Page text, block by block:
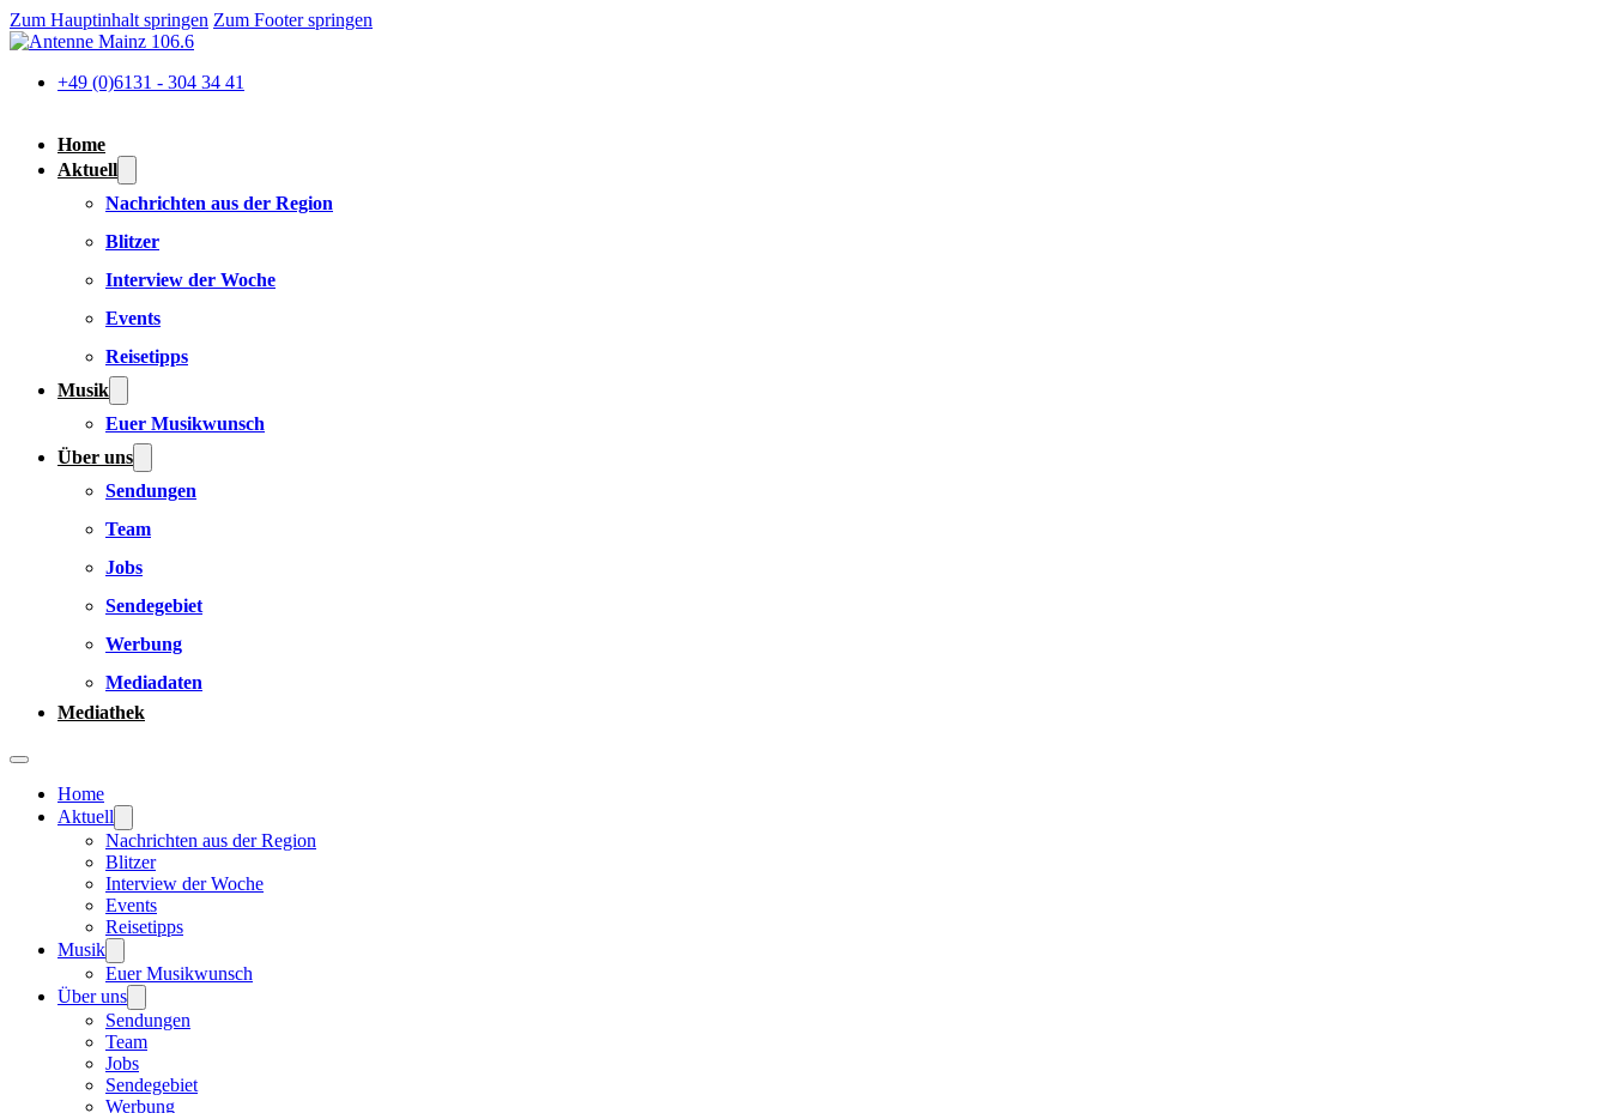
Zum Hauptinhalt springen Zum Footer springen
+49 (0)6131 - 304 34 41
Home
Aktuell
Nachrichten aus der Region
Blitzer
Interview der Woche
Events
Reisetipps
Musik
Euer Musikwunsch
Über uns
Sendungen
Team
Jobs
Sendegebiet
Werbung
Mediadaten
Mediathek
Home
Aktuell
Nachrichten aus der Region
Blitzer
Interview der Woche
Events
Reisetipps
Musik
Euer Musikwunsch
Über uns
Sendungen
Team
Jobs
Sendegebiet
Werbung